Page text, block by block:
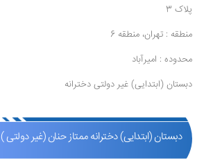
پلاک 3
منطقه : تهران، منطقه 6
محدوده : امیرآباد
دبستان (ابتدایی) غیر دولتی دخترانه
دبستان (ابتدایی) دخترانه ممتاز حنان (غیر دولتی )